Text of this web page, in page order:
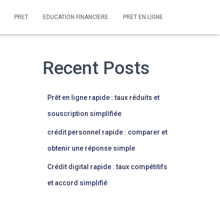
PRET EDUCATION FINANCIERE PRET EN LIGNE
Recent Posts
Prêt en ligne rapide : taux réduits et
souscription simplifiée
crédit personnel rapide : comparer et
obtenir une réponse simple
Crédit digital rapide : taux compétitifs
et accord simplifié